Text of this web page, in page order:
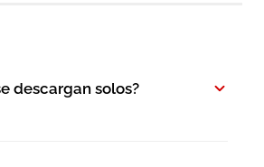
descargan solos?